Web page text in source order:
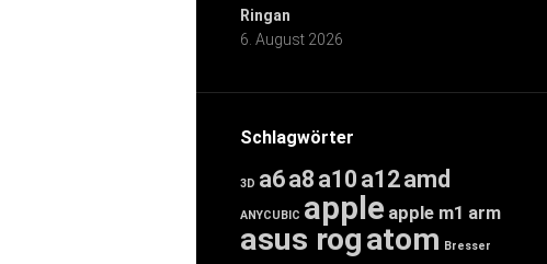
Ringan
6. August 2026
Schlagwörter
3D a6a8 a10 a12amd
ANYCUBIC apple apple m1 arm
asus rogatom Bresser